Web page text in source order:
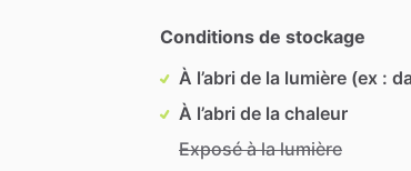
Conditions de stockage
À l’abri de la lumière (ex :
À l’abri de la chaleur
Exposé à la lumière